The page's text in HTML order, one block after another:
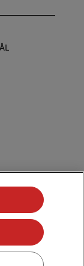
Radisson